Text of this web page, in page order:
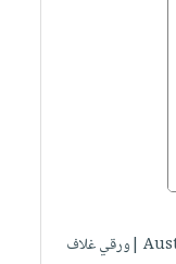
| Austin Macauley |ورقي غلاف